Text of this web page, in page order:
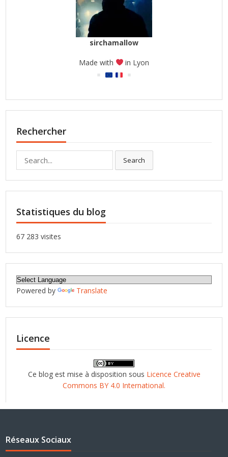
sirchamallow
Made with in Lyon
Rechercher
for:
Search
Statistiques du blog
67 283 visites
Powered by Translate
Licence
Ce blog est mise à disposition sous Licence Creative
Commons BY 4.0 International.
Réseaux Sociaux